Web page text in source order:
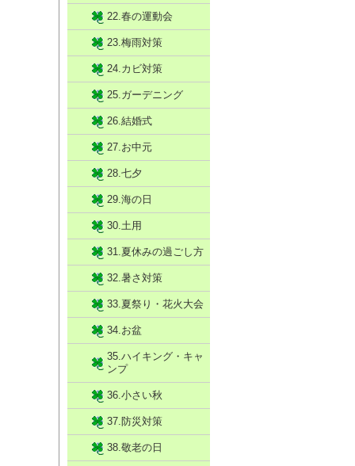
22.春の運動会
23.梅雨対策
24.カビ対策
25.ガーデニング
26.結婚式
27.お中元
28.七夕
29.海の日
30.土用
31.夏休みの過ごし方
32.暑さ対策
33.夏祭り・花火大会
34.お盆
35.ハイキング・キャ
ンプ
36.小さい秋
37.防災対策
38.敬老の日